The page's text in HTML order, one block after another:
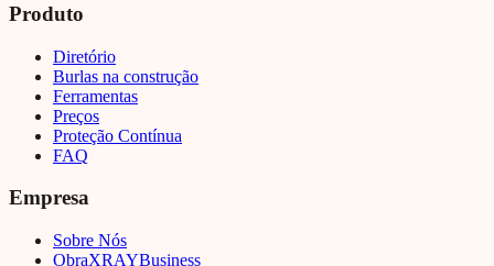
Produto
Diretório
Burlas na construção
Ferramentas
Preços
Proteção Contínua
FAQ
Empresa
Sobre Nós
ObraXRAYBusiness